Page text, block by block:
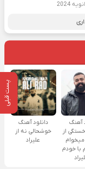
پست قبلی
آهنگ
از
میخوام
خودم
دانلود آهنگ
خوشحالی نه از
علیراد